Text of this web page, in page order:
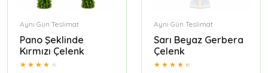
Aynı Gün Teslimat
Pano Şeklinde
Kırmızı Çelenk
Aynı Gün Teslimat
Sarı Beyaz Gerbera
Çelenk